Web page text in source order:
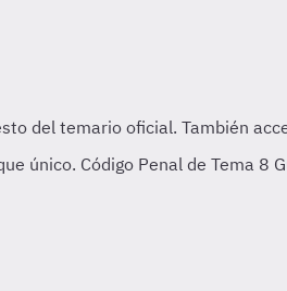
único. Código Penal de Tema 8